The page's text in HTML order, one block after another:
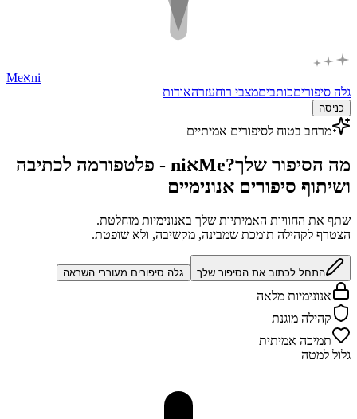
Meאni
גלה סיפוריםכותביםמצבי רוחעזרהאודות
כניסה
מרחב בטוח לסיפורים אמיתיים
מה הסיפור שלך?
Meאni - פלטפורמה לכתיבה
ושיתוף סיפורים אנונימיים
שתף את החוויות האמיתיות שלך באנונימיות מוחלטת.
הצטרף לקהילה תומכת שמבינה, מקשיבה, ולא שופטת.
התחל לכתוב את הסיפור שלך גלה סיפורים מעוררי השראה
אנונימיות מלאה
קהילה מוגנת
תמיכה אמיתית
גלול למטה